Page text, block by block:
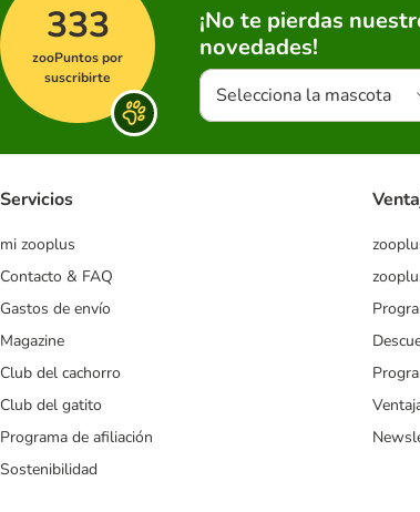
333
zooPuntos por
suscribirte
¡No te pierdas
novedades!
Selecciona la mascota
Servicios
mi zooplus
Contacto & FAQ
Gastos de envío
Magazine
Club del cachorro
Club del gatito
Programa de afiliación
Sostenibilidad